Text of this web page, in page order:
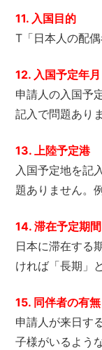
11. 入国目的
T「日本人の配
12. 入国予定年月
申請人の入国予
記入で問題あり
13. 上陸予定港
入国予定地を記
題ありません。
14. 滞在予定期間
日本に滞在する
ければ「長期」
15. 同伴者の有無
申請人が来日す
子様がいるよう